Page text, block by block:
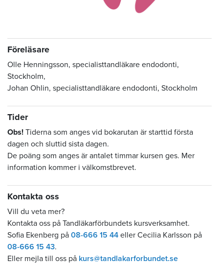
Föreläsare
Olle Henningsson, specialisttandläkare endodonti,
Stockholm,
Johan Ohlin, specialisttandläkare endodonti, Stockholm
Tider
Obs! Tiderna som anges vid bokarutan är starttid första
dagen och sluttid sista dagen.
De poäng som anges är antalet timmar kursen ges. Mer
information kommer i välkomstbrevet.
Kontakta oss
Vill du veta mer?
Kontakta oss på Tandläkarförbundets kursverksamhet.
Sofia Ekenberg på 08-666 15 44 eller Cecilia Karlsson på
08-666 15 43.
Eller mejla till oss på kurs@tandlakarforbundet.se